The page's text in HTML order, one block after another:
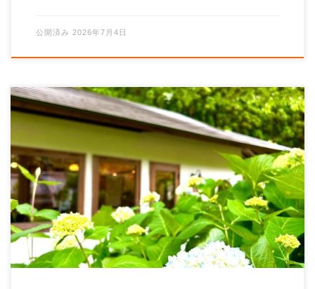
公開済み 2026年7月4日
毎月第2土曜は「カジヤノみんなのひ」。 「人と情報の
交差点」をコンセプトに、くらしとしごと、人と人とを
つなぐオフィスカジヤノが開催する、食や […]